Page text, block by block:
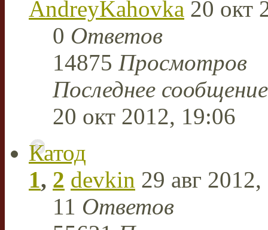
AndreyKahovka 20 окт
0 Ответов
14875 Просмотров
Последнее
20 окт 2012, 19:06
Катод
1, 2 devkin 29 авг
11 Ответов